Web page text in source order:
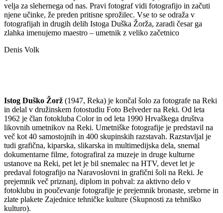
velja za slehernega od nas. Pravi fotograf vidi fotografijo in začuti
njene učinke, že preden pritisne sprožilec. Vse to se odraža v
fotografijah in drugih delih Istoga Duška Žorža, zaradi česar ga
zlahka imenujemo maestro – umetnik z veliko začetnico
Denis Volk
Istog Duško Žorž (1947, Reka) je končal šolo za fotografe na Reki
in delal v družinskem fotostudiu Foto Belveder na Reki. Od leta
1962 je član fotokluba Color in od leta 1990 Hrvaškega društva
likovnih umetnikov na Reki. Umetniške fotografije je predstavil na
več kot 40 samostojnih in 400 skupinskih razstavah. Razstavljal je
tudi grafična, kiparska, slikarska in multimedijska dela, snemal
dokumentarne filme, fotografiral za muzeje in druge kulturne
ustanove na Reki, pet let je bil snemalec na HTV, devet let je
predaval fotografijo na Naravoslovni in grafični šoli na Reki. Je
prejemnik več priznanj, diplom in pohval: za aktivno delo v
fotoklubu in poučevanje fotografije je prejemnik bronaste, srebrne in
zlate plakete Zajednice tehničke kulture (Skupnosti za tehniško
kulturo).